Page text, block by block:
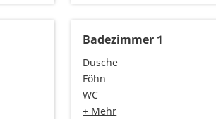
Badezimmer 1
Dusche
Föhn
WC
+ Mehr